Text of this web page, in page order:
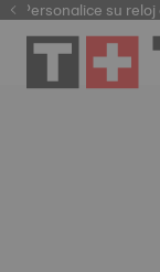
Personalice su